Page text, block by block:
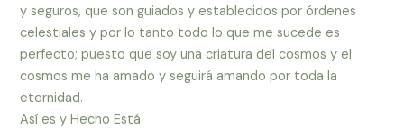
y seguros, que son guiados y establecidos por órdenes
celestiales y por lo tanto todo lo que me sucede es
perfecto; puesto que soy una criatura del cosmos y el
cosmos me ha amado y seguirá amando por toda la
eternidad.
Así es y Hecho Está